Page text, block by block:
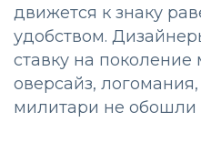
движется к знаку
удобством.
ставку на
оверсайз,
милитари не обошли